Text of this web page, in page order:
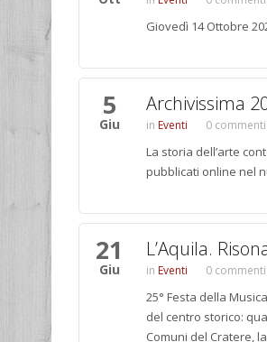
Giovedì 14 Ottobre
5
Giu
Archivissima
Eventi 0 commenti
La storia dell’arte
pubblicati online nel
21
Giu
L’Aquila.
Eventi 0 commenti
25° Festa della
del centro storico:
Comuni del Cratere,